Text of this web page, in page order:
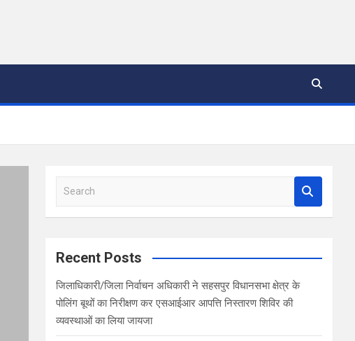
a
c
Recent Posts
जिलाधिकारी/जिला निर्वाचन अधिकारी ने सहसपुर विधानसभा क्षेत्र के
पोलिंग बूथों का निरीक्षण कर एसआईआर आपत्ति निस्तारण शिविर की
व्यवस्थाओं का लिया जायजा